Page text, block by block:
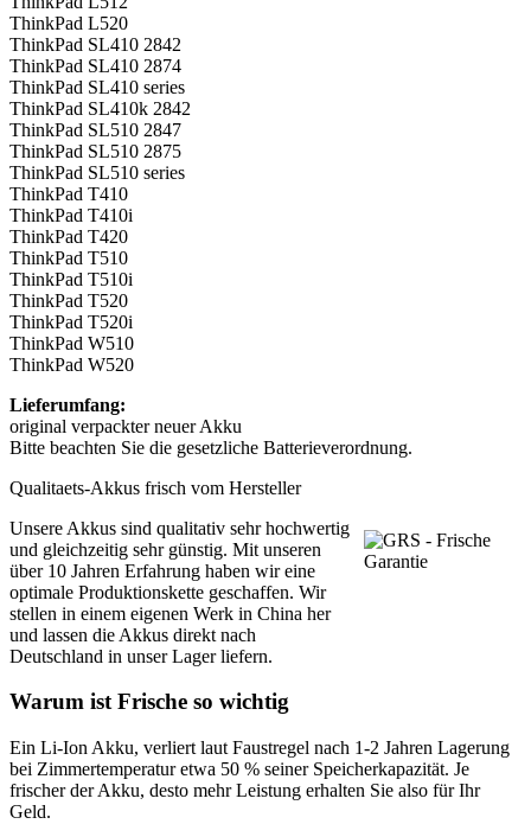
ThinkPad L520
ThinkPad SL410 2842
ThinkPad SL410 2874
ThinkPad SL410 series
ThinkPad SL410k 2842
ThinkPad SL510 2847
ThinkPad SL510 2875
ThinkPad SL510 series
ThinkPad T410
ThinkPad T410i
ThinkPad T420
ThinkPad T510
ThinkPad T510i
ThinkPad T520
ThinkPad T520i
ThinkPad W510
ThinkPad W520
Lieferumfang:
original verpackter neuer Akku
Bitte beachten Sie die gesetzliche Batterieverordnung.
Qualitaets-Akkus frisch vom Hersteller
Unsere Akkus sind qualitativ sehr hochwertig
und gleichzeitig sehr günstig. Mit unseren
über 10 Jahren Erfahrung haben wir eine
optimale Produktionskette geschaffen. Wir
stellen in einem eigenen Werk in China her
und lassen die Akkus direkt nach
Deutschland in unser Lager liefern.
Warum ist Frische so wichtig
Ein Li-Ion Akku, verliert laut Faustregel nach 1-2 Jahren Lagerung
bei Zimmertemperatur etwa 50 % seiner Speicherkapazität. Je
frischer der Akku, desto mehr Leistung erhalten Sie also für Ihr
Geld.